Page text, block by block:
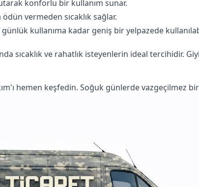
konforlu bir kullanım sunar.
vermeden sıcaklık sağlar.
kullanıma kadar geniş bir yelpazede
sıcaklık ve rahatlık isteyenlerin ideal tercihidir.
hemen keşfedin. Soğuk günlerde vazgeçilmez